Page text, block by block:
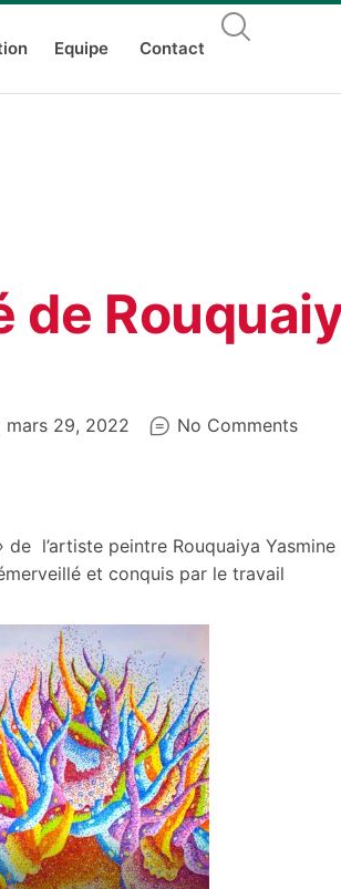
Equipe Contact
de
mars 29, 2022 No Comments
de l’artiste peintre Rouquaiya Yasmine
et conquis par le travail